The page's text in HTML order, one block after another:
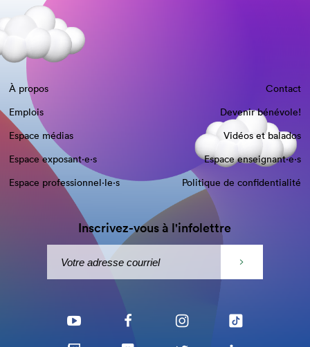
À propos
Contact
Emplois
Devenir bénévole!
Espace médias
Vidéos et balados
Espace exposant·e⋅s
Espace enseignant·e⋅s
Espace professionnel·le⋅s
Politique de confidentialité
Inscrivez-vous à l'infolettre